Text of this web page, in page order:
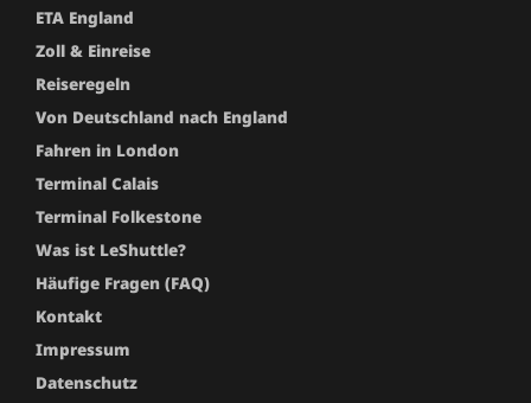
ETA England
Zoll & Einreise
Reiseregeln
Von Deutschland nach England
Fahren in London
Terminal Calais
Terminal Folkestone
Was ist LeShuttle?
Häufige Fragen (FAQ)
Kontakt
Impressum
Datenschutz